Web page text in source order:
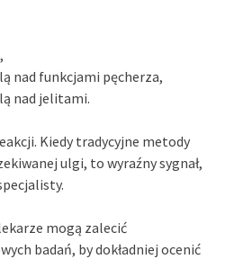
nad funkcjami pęcherza,
nad jelitami.
Kiedy tradycyjne metody
ulgi, to wyraźny sygnał,
mogą zalecić
badań, by dokładniej ocenić